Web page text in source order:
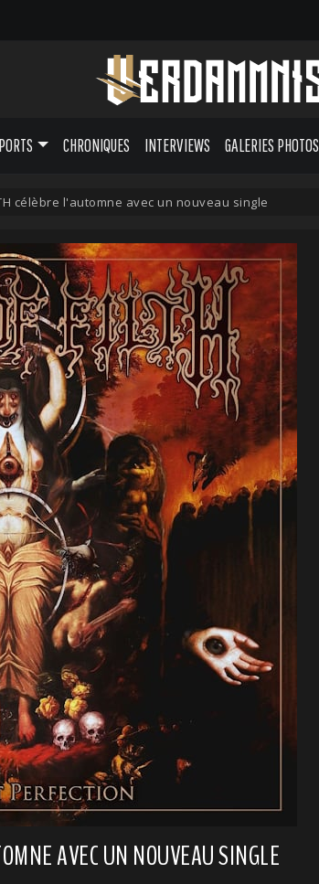
CHRONIQUES INTERVIEWS GALERIES PHOTOS
célèbre l'automne avec un nouveau single
AVEC UN NOUVEAU SINGLE